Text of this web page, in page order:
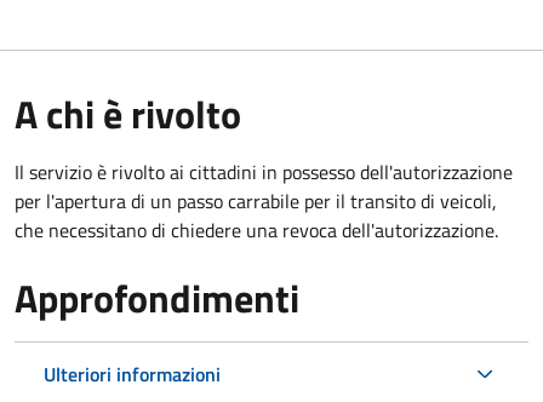
A chi è rivolto
Il servizio è rivolto ai cittadini in possesso dell'autorizzazione
per l'apertura di un passo carrabile per il transito di veicoli,
che necessitano di chiedere una revoca dell'autorizzazione.
Approfondimenti
Ulteriori informazioni